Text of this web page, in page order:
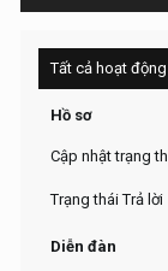
Tất cả hoạt động
Hồ sơ
Cập nhật trạng
Trạng thái Trả lời
Diễn đàn